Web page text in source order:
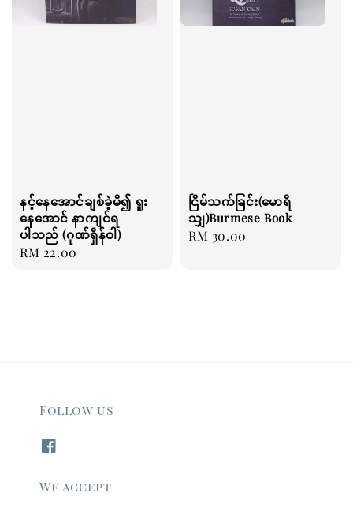
နင့်နေအောင်ချစ်ခဲ့မိ၍ ရူး
နေအောင် နာကျင်ရ
ပါသည် (ဂုဏ်ရှိန်ဝါ)
Regular
RM 22.00
ငြိမ်သက်ခြင်း(မောရိ
သျှ)Burmese Book
Regular
RM 30.00
Follow us
We accept